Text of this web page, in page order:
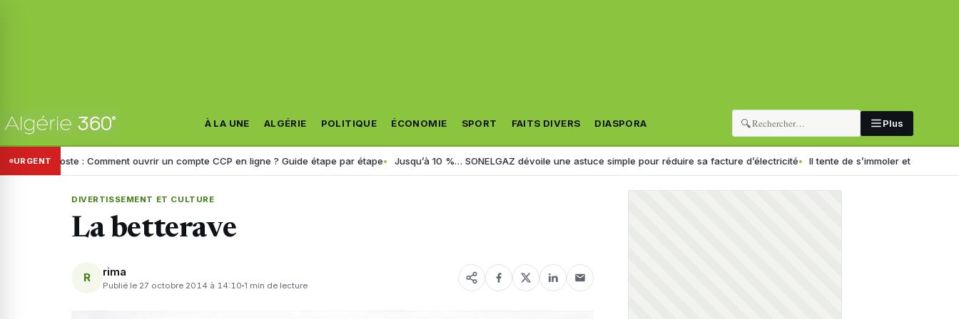
À LA UNE ALGÉRIE POLITIQUE ÉCONOMIE SPORT FAITS DIVERS DIASPORA 🔍 Plus
URGENT
Poste : Comment ouvrir un compte CCP en ligne ? Guide étape par étape Jusqu’à 10 %… SONELGAZ dévoile une astuce simple pour réduire sa facture d’électricité Il tente de s’immoler et provoque un
DIVERTISSEMENT ET CULTURE
La betterave
R rima
Publié le 27 octobre 2014 à 14:10 1 min de lecture